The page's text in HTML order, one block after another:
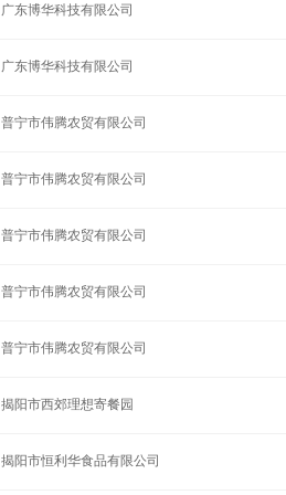
广东博华科技有限公司
广东博华科技有限公司
普宁市伟腾农贸有限公司
普宁市伟腾农贸有限公司
普宁市伟腾农贸有限公司
普宁市伟腾农贸有限公司
普宁市伟腾农贸有限公司
揭阳市西郊理想寄餐园
揭阳市恒利华食品有限公司